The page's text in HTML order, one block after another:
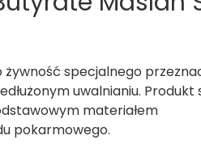
to żywność specjalnego
uwalnianiu. Produkt
materiałem
pokarmowego.